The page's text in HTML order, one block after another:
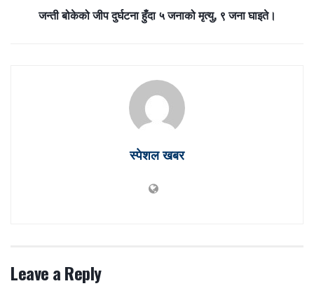
जन्ती बोकेको जीप दुर्घटना हुँदा ५ जनाको मृत्यु, ९ जना घाइते।
स्पेशल खबर
Leave a Reply